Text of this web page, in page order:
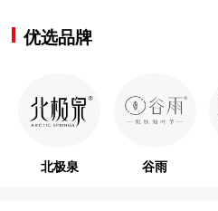
优选品牌
北极泉 谷雨